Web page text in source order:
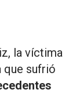
la víctima
que sufrió